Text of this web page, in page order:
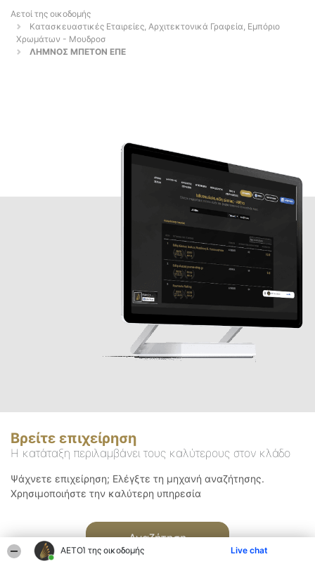
ΑΕΤΟΊ της οικοδομής Live chat
Αετοί της οικοδομής
Κατασκευαστικές Εταιρείες, Αρχιτεκτονικά Γραφεία, Εμπόριο
Χρωμάτων - Μουδροσ
ΛΗΜΝΟΣ ΜΠΕΤΟΝ ΕΠΕ
Βρείτε επιχείρηση
Η κατάταξη περιλαμβάνει τους καλύτερους στον κλάδο
Ψάχνετε επιχείρηση; Ελέγξτε τη μηχανή αναζήτησης.
Χρησιμοποιήστε την καλύτερη υπηρεσία
Αναζήτηση